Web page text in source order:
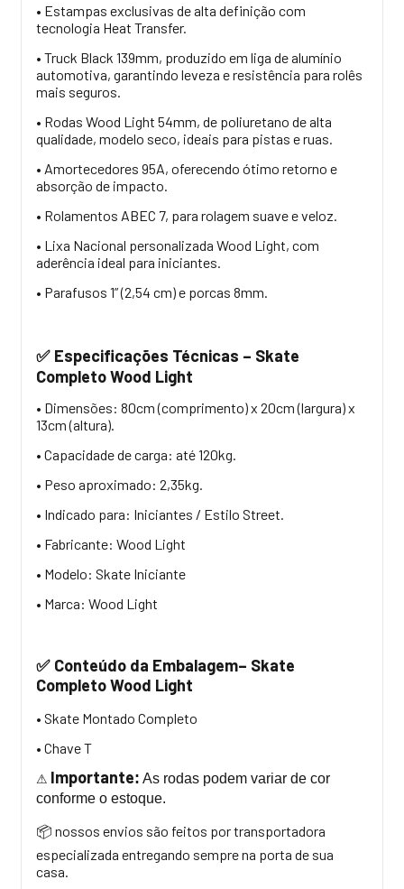
• Estampas exclusivas de alta definição com
tecnologia Heat Transfer.
• Truck Black 139mm, produzido em liga de alumínio
automotiva, garantindo leveza e resistência para rolês
mais seguros.
• Rodas Wood Light 54mm, de poliuretano de alta
qualidade, modelo seco, ideais para pistas e ruas.
• Amortecedores 95A, oferecendo ótimo retorno e
absorção de impacto.
• Rolamentos ABEC 7, para rolagem suave e veloz.
• Lixa Nacional personalizada Wood Light, com
aderência ideal para iniciantes.
• Parafusos 1” (2,54 cm) e porcas 8mm.
✅ Especificações Técnicas – Skate
Completo Wood Light
• Dimensões: 80cm (comprimento) x 20cm (largura) x
13cm (altura).
• Capacidade de carga: até 120kg.
• Peso aproximado: 2,35kg.
• Indicado para: Iniciantes / Estilo Street.
• Fabricante: Wood Light
• Modelo: Skate Iniciante
• Marca: Wood Light
✅ Conteúdo da Embalagem– Skate
Completo Wood Light
• Skate Montado Completo
• Chave T
⚠ Importante: As rodas podem variar de cor
conforme o estoque.
📦 nossos envios são feitos por transportadora
especializada entregando sempre na porta de sua
casa.